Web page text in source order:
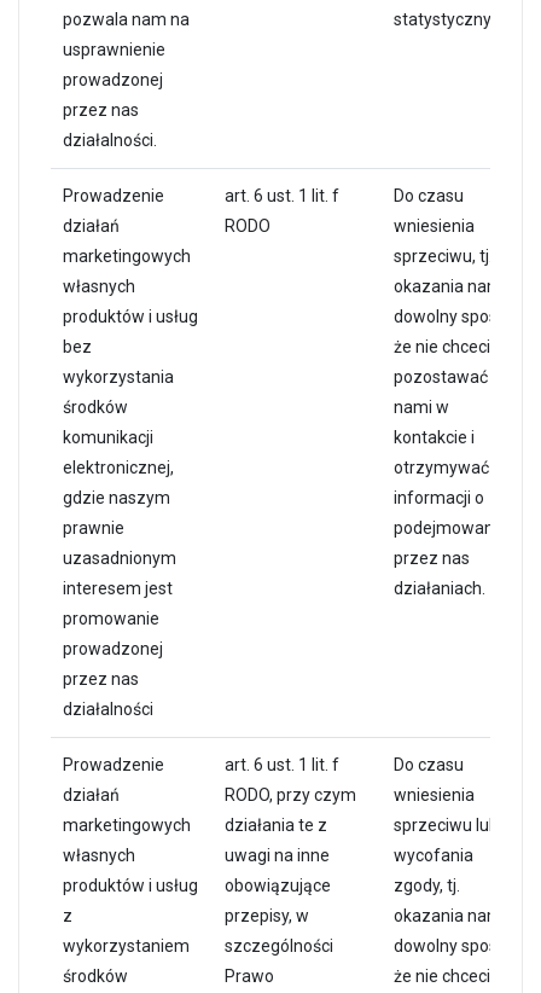
pozwala nam na
usprawnienie
prowadzonej
przez nas
działalności.
statystycznych.
Prowadzenie
działań
marketingowych
własnych
produktów i usług
bez
wykorzystania
środków
komunikacji
elektronicznej,
gdzie naszym
prawnie
uzasadnionym
interesem jest
promowanie
prowadzonej
przez nas
działalności
art. 6 ust. 1 lit. f
RODO
Do czasu
wniesienia
sprzeciwu, tj.
okazania nam w
dowolny sposób,
że nie chcecie
pozostawać z
nami w
kontakcie i
otrzymywać
informacji o
podejmowanych
przez nas
działaniach.
Prowadzenie
działań
marketingowych
własnych
produktów i usług
z
wykorzystaniem
środków
art. 6 ust. 1 lit. f
RODO, przy czym
działania te z
uwagi na inne
obowiązujące
przepisy, w
szczególności
Prawo
Do czasu
wniesienia
sprzeciwu lub
wycofania
zgody, tj.
okazania nam w
dowolny sposób,
że nie chcecie